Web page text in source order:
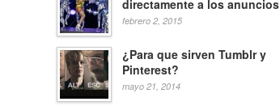
directamente a los anuncios
febrero 2, 2015
¿Para que sirven Tumblr y
Pinterest?
mayo 21, 2014